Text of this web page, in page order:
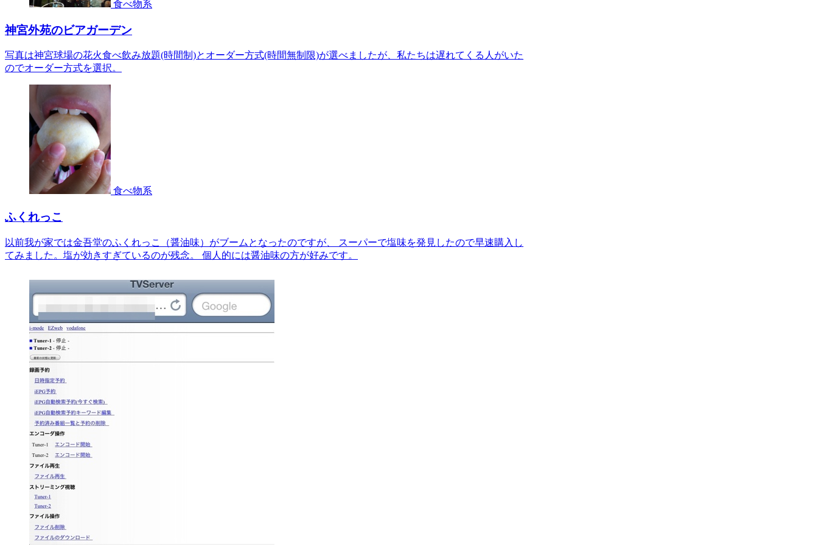
食べ物系
神宮外苑のビアガーデン
写真は神宮球場の花火食べ飲み放題(時間制)とオーダー方式(時間無制限)が選べましたが、私たちは遅れてくる人がいた
のでオーダー方式を選択。
食べ物系
ふくれっこ
以前我が家では金吾堂のふくれっこ（醤油味）がブームとなったのですが、 スーパーで塩味を発見したので早速購入し
てみました。塩が効きすぎているのが残念。 個人的には醤油味の方が好みです。